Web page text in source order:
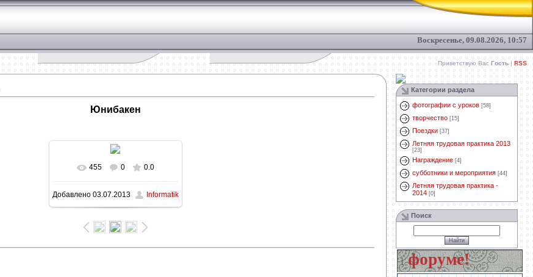
Воскресенье, 09.08.2026, 10:57
Приветствую Вас Гость | RSS
Юнибакен
В реальном размере
1600x1200/ 383.6Kb
455 0 0.0
Добавлено03.07.2013 Informatik
Категории раздела
фотографии с уроков [58]
творчество [15]
Поездки [37]
Летняя трудовая практика 2013
[23]
Награждение [4]
субботники и мероприятия [44]
Летняя трудовая практика -
2014 [0]
Поиск
Задай свой вопрос на форуме!